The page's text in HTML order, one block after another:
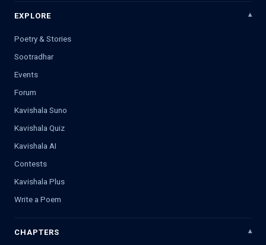
EXPLORE
Poetry & Stories
Sootradhar
Events
Forum
Kavishala Suno
Kavishala Quiz
Kavishala AI
Contests
Kavishala Plus
Write a Poem
CHAPTERS